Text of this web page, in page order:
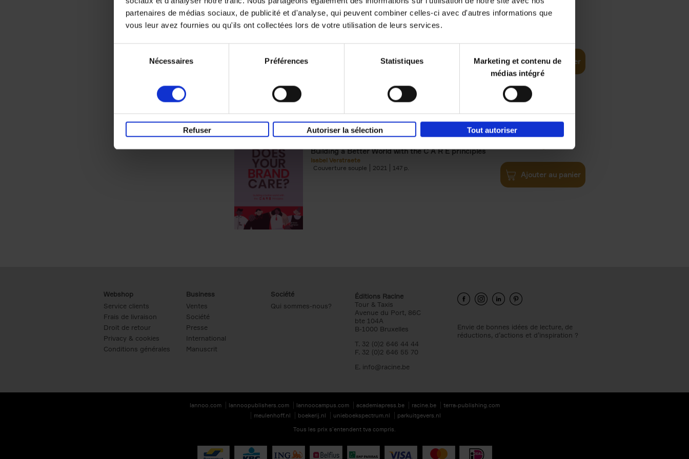
partenaires de médias sociaux, de publicité et d'analyse, qui peuvent combiner celles-ci avec d'autres informations que
vous leur avez fournies ou qu'ils ont collectées lors de votre utilisation de leurs services.
Nécessaires Préférences Statistiques
Marketing et contenu de
médias intégré
Refuser Autoriser la sélection Tout autoriser
Digital marketing like a PRO -
completely revised edition
Ajouter au panier
Does Your Brand Care?
Building a Better World with the C A R E principles
Isabel Verstraete
Couverture souple
2021 147
€34,99
Ajouter au panier
Webshop
Service clients
Frais de livraison
Droit de retour
Privacy & cookies
Conditions générales
Business
Ventes
Société
Presse
International
Manuscrit
Société
Qui sommes-nous?
Éditions Racine
Tour & Taxis
Avenue du Port, 86C
bte 104A
B-1000 Bruxelles
T. 32 (0)2 646 44 44
F. 32 (0)2 646 55 70
E. info@racine.be
Envie de bonnes idées de lecture, de
réductions, d’actions et d’inspiration ?
lannoo.com lannoopublishers.com lannoocampus.com academiapress.be racine.be
terra-publishing.com
meulenhoff.nl
boekerij.nl unieboekspectrum.nl
parkuitgevers.nl
Tous les prix s’entendent tva compris.